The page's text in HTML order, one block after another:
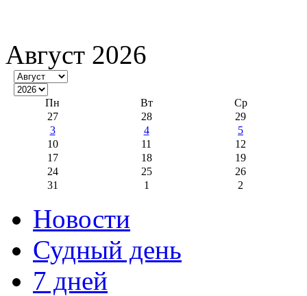
Август 2026
Пн Вт
Ср
27
28
29
3
4
5
10
11
12
17
18
19
24
25
26
31
1 2
Новости
Судный день
7 дней